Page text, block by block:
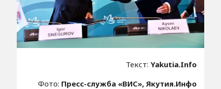
Текст:Yakutia.Info
Фото: Пресс-служба «ВИС», Якутия.Инфо